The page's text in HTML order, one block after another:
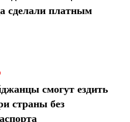
сделали платным
смогут ездить
страны без